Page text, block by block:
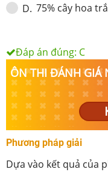
D. 75% cây hoa
Đáp án đúng: C
ÔN THI ĐÁNH GIÁ
Phương pháp giải
Dựa vào kết quả của